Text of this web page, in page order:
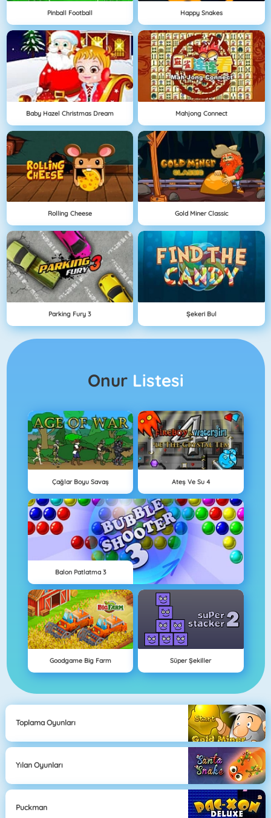
Pinball Football Happy Snakes
Baby Hazel Christmas Dream Mahjong Connect
Rolling Cheese Gold Miner Classic
Parking Fury 3 Şekeri Bul
Onur Listesi
Çağlar Boyu Savaş Ateş Ve Su 4
Balon Patlatma 3
Goodgame Big Farm Süper Şekiller
Toplama Oyunları
Yılan Oyunları
Puckman